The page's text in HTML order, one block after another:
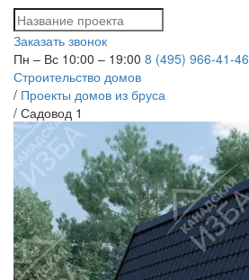
Заказать звонок
Пн – Вс 10:00 – 19:00 8 (495) 966-41-46
Строительство домов
/ Проекты домов из бруса
/ Садовод 1